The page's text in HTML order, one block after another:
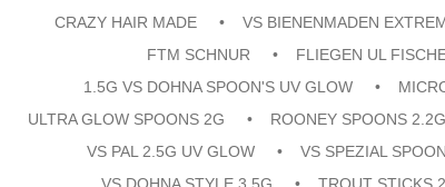
CRAZY HAIR MADE
VS BIENENMADEN
FTM SCHNUR
FLIEGEN UL
1.5G VS DOHNA SPOON'S UV GLOW
ULTRA GLOW SPOONS 2G
ROONEY SPOONS 2.2G
VS PAL 2.5G UV GLOW
VS SPEZIAL